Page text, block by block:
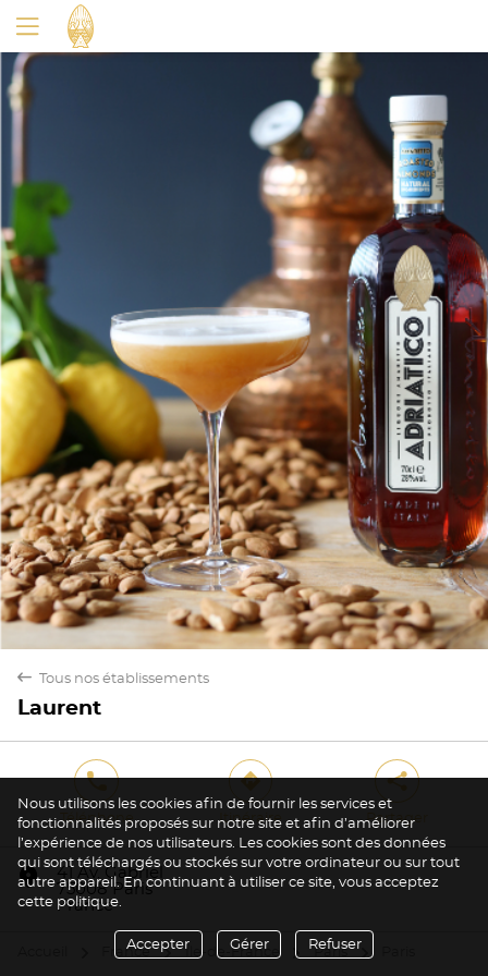
back Tous nos établissements
Laurent
phone
Téléphone
direction
Itinéraire
share
Partager
marker
41 Av. Gabriel
75008 Paris
France
France arrow Île-de-France arrow Paris
Nous utilisons les cookies afin de fournir les services et
fonctionnalités proposés sur notre site et afin d’améliorer
l’expérience de nos utilisateurs. Les cookies sont des données
qui sont téléchargés ou stockés sur votre ordinateur ou sur tout
autre appareil. En continuant à utiliser ce site, vous acceptez
cette politique.
Accepter Gérer Refuser